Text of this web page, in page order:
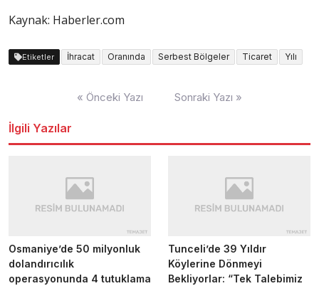
Kaynak: Haberler.com
Etiketler İhracat Oranında Serbest Bölgeler Ticaret Yılı
« Önceki Yazı Sonraki Yazı »
İlgili Yazılar
Osmaniye’de 50 milyonluk
dolandırıcılık
operasyonunda 4 tutuklama
Tunceli’de 39 Yıldır
Köylerine Dönmeyi
Bekliyorlar: “Tek Talebimiz